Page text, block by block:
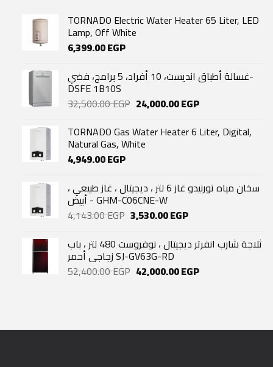
TORNADO Electric Water Heater 65 Liter, LED
Lamp, Off White
6,399.00EGP
غسالة أطباق انديست، 10 أفراد، 5 برامج، فضي-
DSFE 1B10S
32,500.00EGP Original
was:
32,500.00 EGP.
24,000.00EGPCurrent
is:
24,000.00 EGP.
TORNADO Gas Water Heater 6 Liter, Digital,
Natural Gas, White
4,949.00EGP
سخان مياه تورنيدو غاز 6 لتر ، ديجيتال ، غاز طبيعي ،
أبيض - GHM-C06CNE-W
4,143.00EGP Original
was:
4,143.00 EGP.
3,530.00EGPCurrent
is:
3,530.00 EGP.
ثلاجة شارب انفرتر ديجيتال ، نوفروست 480 لتر ، باب
زجاجي أحمر SJ-GV63G-RD
52,400.00EGP Original
42,000.00EGPCurrent